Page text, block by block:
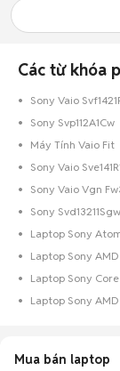
Các từ khóa
Sony Vaio
Sony Svp112A1Cw
Máy Tính Vaio Fit
Sony Vaio
Sony Vaio Vgn
Sony Svd13211Sgw
Laptop Sony
Laptop Sony AMD
Laptop Sony
Laptop Sony
Mua bán laptop